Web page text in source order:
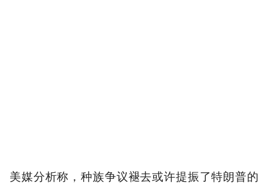
美媒分析称，种族争议褪去或许提振了特朗普的